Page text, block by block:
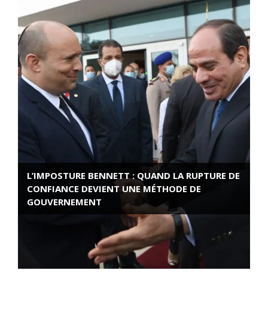
L’IMPOSTURE BENNETT : QUAND LA RUPTURE DE
CONFIANCE DEVIENT UNE MÉTHODE DE
GOUVERNEMENT
ROSE VALLAND, HEROÏNE DE LA RESISTANCE